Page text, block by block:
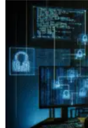
Rivendicato
di
Milioni
Account